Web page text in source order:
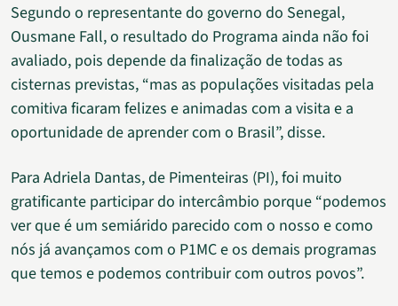
Segundo o representante do governo do Senegal,
Ousmane Fall, o resultado do Programa ainda não foi
avaliado, pois depende da finalização de todas as
cisternas previstas, “mas as populações visitadas pela
comitiva ficaram felizes e animadas com a visita e a
oportunidade de aprender com o Brasil”, disse.
Para Adriela Dantas, de Pimenteiras (PI), foi muito
gratificante participar do intercâmbio porque “podemos
ver que é um semiárido parecido com o nosso e como
nós já avançamos com o P1MC e os demais programas
que temos e podemos contribuir com outros povos”.